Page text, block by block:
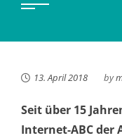
13. April 2018 by
Seit über 15
Internet-ABC der